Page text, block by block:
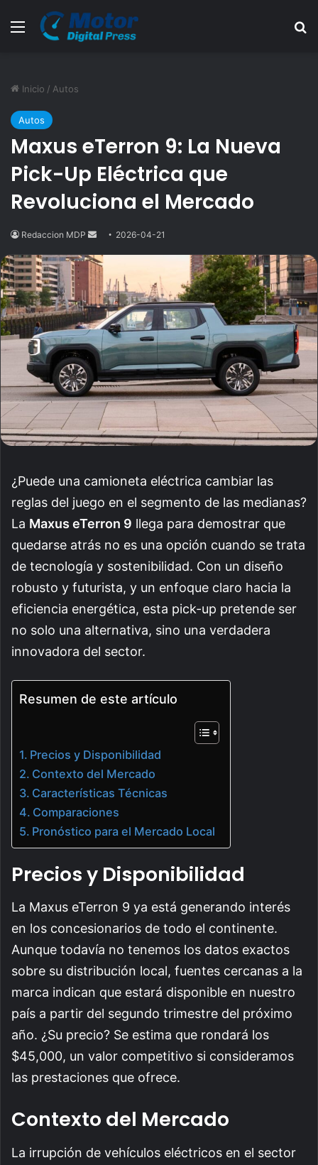
Menú
Inicio / Autos
Autos
Maxus eTerron 9: La Nueva
Pick-Up Eléctrica que
Revoluciona el Mercado
Redaccion MDP
Send
email
2026-04-21
¿Puede una camioneta eléctrica cambiar las
reglas del juego en el segmento de las medianas?
La Maxus eTerron 9 llega para demostrar que
quedarse atrás no es una opción cuando se trata
de tecnología y sostenibilidad. Con un diseño
robusto y futurista, y un enfoque claro hacia la
eficiencia energética, esta pick-up pretende ser
no solo una alternativa, sino una verdadera
innovadora del sector.
Resumen de este artículo
Precios y Disponibilidad
Contexto del Mercado
Características Técnicas
Comparaciones
Pronóstico para el Mercado Local
Precios y Disponibilidad
La Maxus eTerron 9 ya está generando interés
en los concesionarios de todo el continente.
Aunque todavía no tenemos los datos exactos
sobre su distribución local, fuentes cercanas a la
marca indican que estará disponible en nuestro
país a partir del segundo trimestre del próximo
año. ¿Su precio? Se estima que rondará los
$45,000, un valor competitivo si consideramos
las prestaciones que ofrece.
Contexto del Mercado
La irrupción de vehículos eléctricos en el sector